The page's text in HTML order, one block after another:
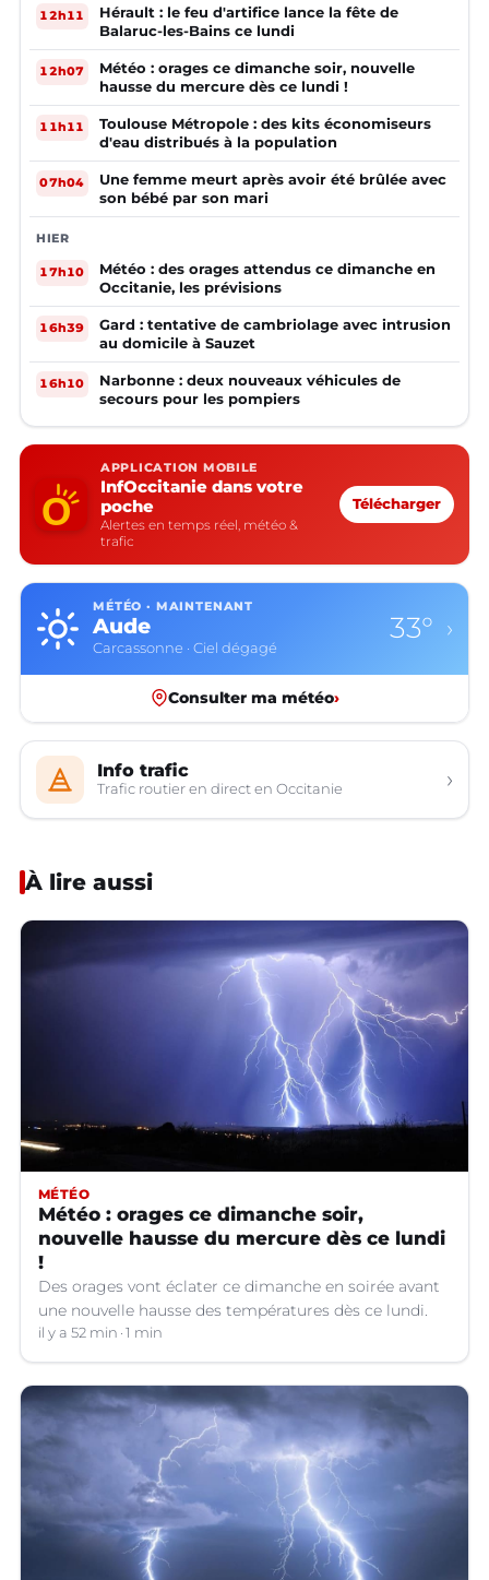
12h11
Hérault : le feu d'artifice lance la fête de
Balaruc-les-Bains ce lundi
12h07
Météo : orages ce dimanche soir, nouvelle
hausse du mercure dès ce lundi !
11h11
Toulouse Métropole : des kits économiseurs
d'eau distribués à la population
07h04
Une femme meurt après avoir été brûlée avec
son bébé par son mari
HIER
17h10
Météo : des orages attendus ce dimanche en
Occitanie, les prévisions
16h39
Gard : tentative de cambriolage avec intrusion
au domicile à Sauzet
16h10
Narbonne : deux nouveaux véhicules de
secours pour les pompiers
APPLICATION MOBILE
InfOccitanie dans votre
poche
Alertes en temps réel, météo &
trafic
Télécharger
MÉTÉO · MAINTENANT
Aude
Carcassonne · Ciel dégagé
33° ›
Consulter ma météo›
Info trafic
Trafic routier en direct en Occitanie ›
À lire aussi
MÉTÉO
Météo : orages ce dimanche soir,
nouvelle hausse du mercure dès ce lundi
!
Des orages vont éclater ce dimanche en soirée avant
une nouvelle hausse des températures dès ce lundi.
il y a 52 min 1 min